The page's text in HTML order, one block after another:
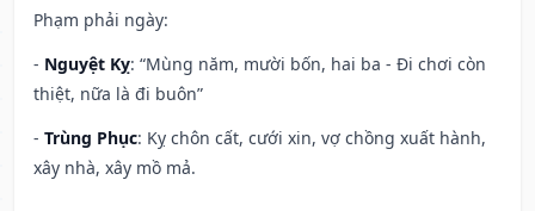
Phạm phải ngày:
- Nguyệt Kỵ: “Mùng năm, mười bốn, hai ba - Đi chơi còn
thiệt, nữa là đi buôn”
- Trùng Phục: Kỵ chôn cất, cưới xin, vợ chồng xuất hành,
xây nhà, xây mồ mả.